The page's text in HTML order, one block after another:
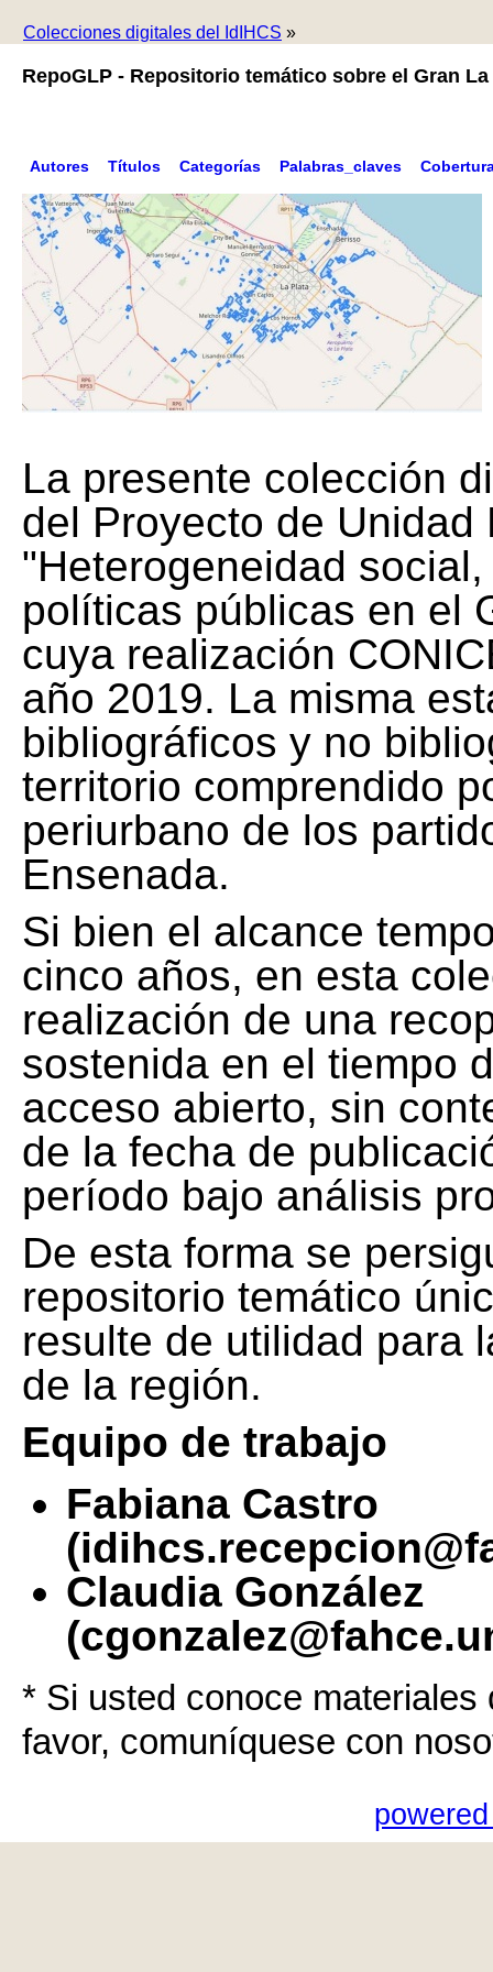
Colecciones digitales del IdIHCS »
RepoGLP - Repositorio temático sobre el Gran La
Autores Títulos Categorías Palabras_claves
La presente colección
del Proyecto de Unidad
"Heterogeneidad
políticas públicas en el
cuya realización
año 2019. La misma
bibliográficos y no
territorio comprendido
periurbano de los
Ensenada.
Si bien el alcance
cinco años, en esta
realización de una
sostenida en el tiempo
acceso abierto, sin
de la fecha de
período bajo análisis
De esta forma se
repositorio temático
resulte de utilidad para
de la región.
Equipo de trabajo
Fabiana Castro
Claudia González
* Si usted conoce
favor, comuníquese con